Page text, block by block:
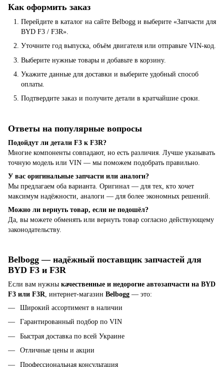
Как оформить заказ
Перейдите в каталог на сайте Belbogg и выберите «Запчасти для
BYD F3 / F3R».
Уточните год выпуска, объём двигателя или отправьте VIN-код.
Выберите нужные товары и добавьте в корзину.
Укажите данные для доставки и выберите удобный способ
оплаты.
Подтвердите заказ и получите детали в кратчайшие сроки.
Ответы на популярные вопросы
Подойдут ли детали F3 к F3R?
Многие компоненты совпадают, но есть различия. Лучше указывать
точную модель или VIN — мы поможем подобрать правильно.
У вас оригинальные запчасти или аналоги?
Мы предлагаем оба варианта. Оригинал — для тех, кто хочет
максимум надёжности, аналоги — для более экономных решений.
Можно ли вернуть товар, если не подошёл?
Да, вы можете обменять или вернуть товар согласно действующему
законодательству.
Belbogg — надёжный поставщик запчастей для
BYD F3 и F3R
Если вам нужны качественные и недорогие автозапчасти на BYD
F3 или F3R , интернет-магазин Belbogg — это:
Широкий ассортимент в наличии
Гарантированный подбор по VIN
Быстрая доставка по всей Украине
Отличные цены и акции
Профессиональная консультация